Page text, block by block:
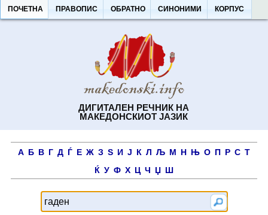
ДИГИТАЛЕН РЕЧНИК НА
МАКЕДОНСКИОТ ЈАЗИК
ПОЧЕТНА ПРАВОПИС ОБРАТНО СИНОНИМИ КОРПУС
А Б В Г Д Ѓ Е Ж З Ѕ И Ј К Л Љ М Н Њ О П Р С Т
Ќ У Ф Х Ц Ч Џ Ш